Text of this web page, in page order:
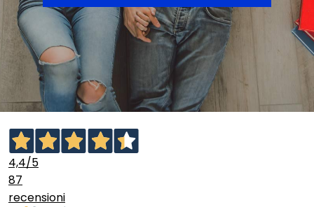
4,4/5
87
recensioni